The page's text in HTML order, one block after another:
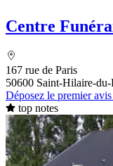
Centre
167 rue de Paris
50600 Saint-Hilaire-
Déposez le premier
top notes